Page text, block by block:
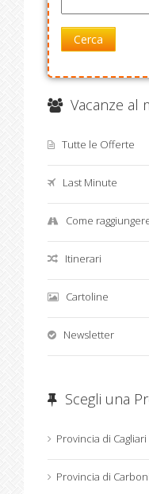
Cerca
Vacanze al
Tutte le Offerte
Last Minute
Come
Itinerari
Cartoline
Newsletter
Scegli una
Provincia di Cagliari
Provincia di